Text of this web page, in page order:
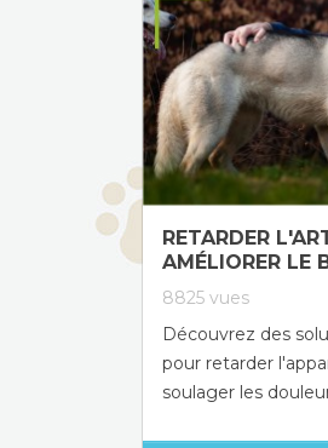
RETARDER
AMÉLIORER LE
8825 vues
Découvrez des
pour retarder
soulager les